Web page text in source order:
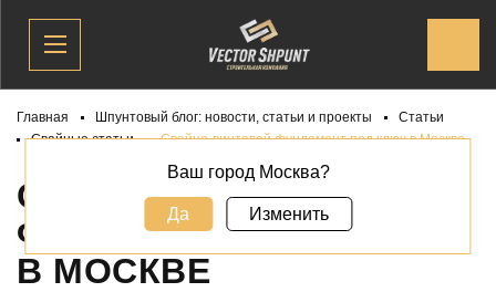
Главная Шпунтовый блог: новости, статьи и проекты
Статьи
Свайные статьи
Свайно-винтовой фундамент под ключ в Москве
СВАЙНО-ВИНТОВОЙ
ФУНДАМЕНТ ПОД КЛЮЧ
В МОСКВЕ
Ваш город Москва?
Да Изменить